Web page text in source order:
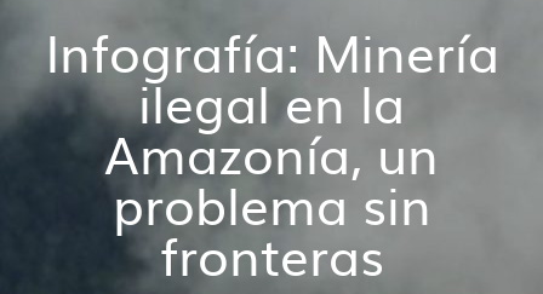
Infografía: Minería
ilegal en la
Amazonía, un
problema sin
fronteras